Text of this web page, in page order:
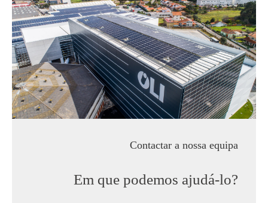
Contactar a nossa equipa
Em que podemos ajudá-lo?